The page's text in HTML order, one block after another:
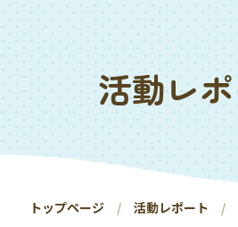
活動レ
トップページ 活動レポート